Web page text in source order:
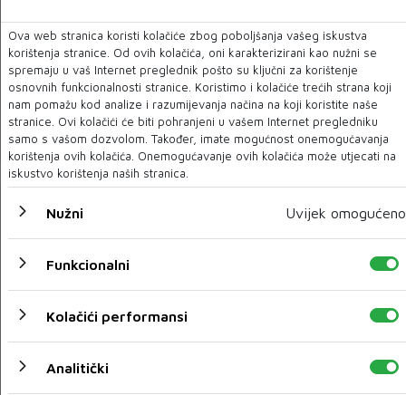
Racionalno složene sve relevantne informacije o
proteklom djelovanju Univerziteta
16 VELJ 2022
Ova web stranica koristi kolačiće zbog poboljšanja vašeg iskustva
korištenja stranice. Od ovih kolačića, oni karakterizirani kao nužni se
spremaju u vaš Internet preglednik pošto su ključni za korištenje
osnovnih funkcionalnosti stranice. Koristimo i kolačiće trećih strana koji
nam pomažu kod analize i razumijevanja načina na koji koristite naše
stranice. Ovi kolačići će biti pohranjeni u vašem Internet pregledniku
samo s vašom dozvolom. Također, imate mogućnost onemogućavanja
korištenja ovih kolačića. Onemogućavanje ovih kolačića može utjecati na
iskustvo korištenja naših stranica.
Nužni Uvijek omogućeno
Funkcionalni
Kolačići performansi
Analitički